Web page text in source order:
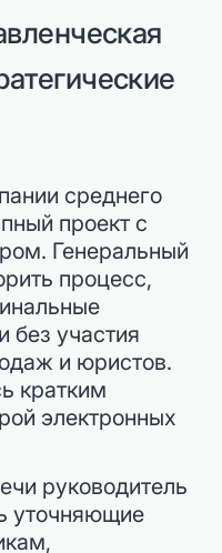
среднего
проект с
Генеральный
процесс,
без участия
и юристов.
кратким
электронных
руководитель
уточняющие